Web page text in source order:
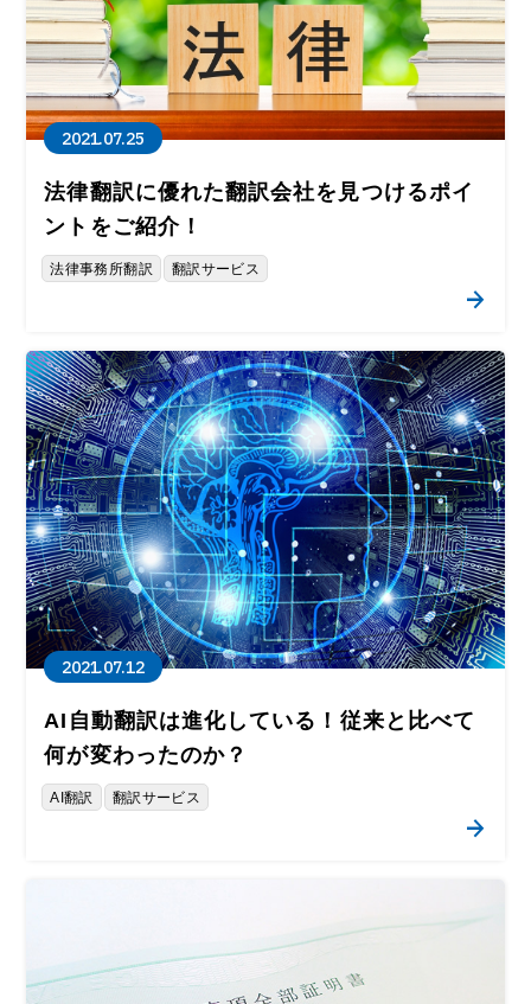
2021.07.25
法律翻訳に優れた翻訳会社を見つけるポイ
ントをご紹介！
法律事務所翻訳 翻訳サービス
2021.07.12
AI自動翻訳は進化している！従来と比べて
何が変わったのか？
AI翻訳 翻訳サービス